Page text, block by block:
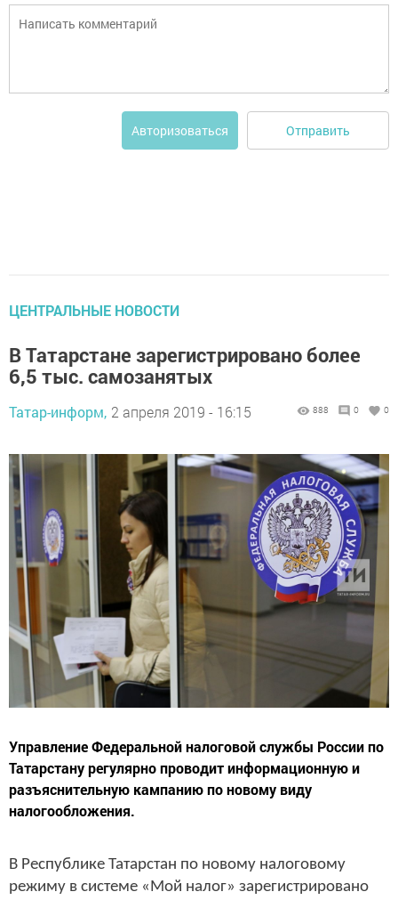
Авторизоваться Отправить
ЦЕНТРАЛЬНЫЕ НОВОСТИ
В Татарстане зарегистрировано более
6,5 тыс. самозанятых
Татар-информ, 2 апреля 2019 - 16:15 888 0 0
Управление Федеральной налоговой службы России по
Татарстану регулярно проводит информационную и
разъяснительную кампанию по новому виду
налогообложения.
В Республике Татарстан по новому налоговому
режиму в системе «Мой налог» зарегистрировано